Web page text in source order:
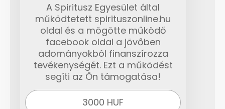
A Spiritusz Egyesület által
működtetett spirituszonline.hu
oldal és a mögötte működő
facebook oldal a jövőben
adományokból finanszírozza
tevékenységét. Ezt a működést
segíti az Ön támogatása!
3000 HUF